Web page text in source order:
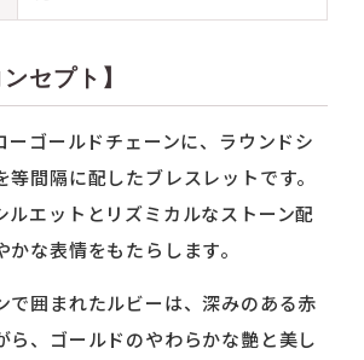
セプト】
ゴールドチェーンに、ラウンドシ
等間隔に配したブレスレットです。
ルエットとリズミカルなストーン配
な表情をもたらします。
で囲まれたルビーは、深みのある赤
ら、ゴールドのやわらかな艶と美し